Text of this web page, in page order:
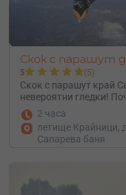
Скок с парашут
5 (5)
Скок с парашут край
невероятни гледки!
2 часа
летище Крайници,
Сапарева баня